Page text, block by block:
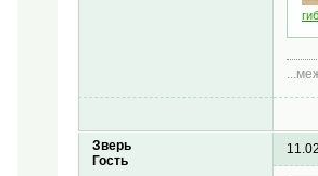
Зверь
Гость